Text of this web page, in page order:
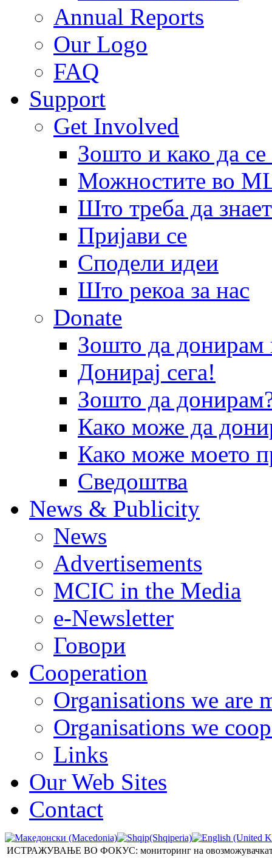
Annual Reports
Our Logo
FAQ
Support
Get Involved
Зошто и како да
Можностите во
Што треба да
Пријави се
Сподели идеи
Што рекоа за нас
Donate
Зошто да
Донирај сега!
Зошто да
Како може да
Како може моето
Сведоштва
News & Publicity
News
Advertisements
MCIC in the Media
e-Newsletter
Говори
Cooperation
Organisations we are
Organisations we
Links
Our Web Sites
Contact
ИСТРАЖУВАЊЕ ВО ФОКУС: мониторинг на овозможувачката